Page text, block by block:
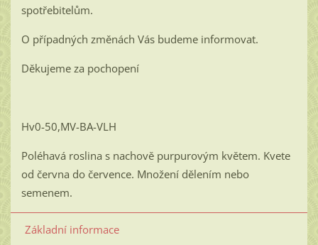
spotřebitelům.
O případných změnách Vás budeme informovat.
Děkujeme za pochopení
Hv0-50,MV-BA-VLH
Poléhavá roslina s nachově purpurovým květem. Kvete
od června do července. Množení dělením nebo
semenem.
Základní informace